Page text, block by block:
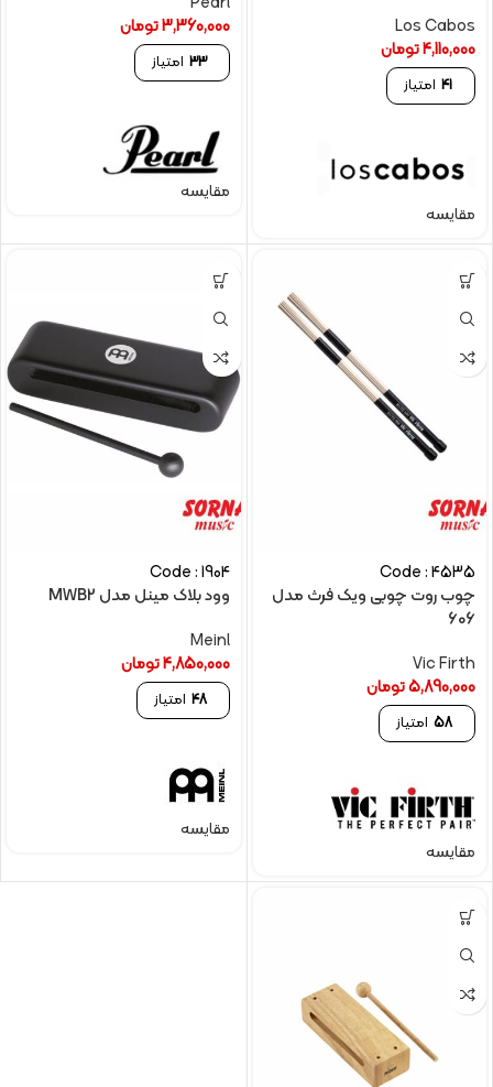
Los Cabos
4,110,000تومان
41 امتیاز
مقایسه
3,360,000تومان
33 امتیاز
مقایسه
Code : 4535
چوب روت چوبی ویک فرث مدل
606
Vic Firth
5,890,000تومان
58 امتیاز
مقایسه
Code : 1904
وود بلاک مینل مدل MWB2
Meinl
4,850,000تومان
48 امتیاز
مقایسه